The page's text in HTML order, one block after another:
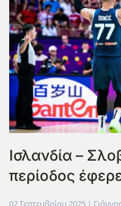
Ισλανδία –
περίοδος
02 Σεπτεμβρίου 2025 |